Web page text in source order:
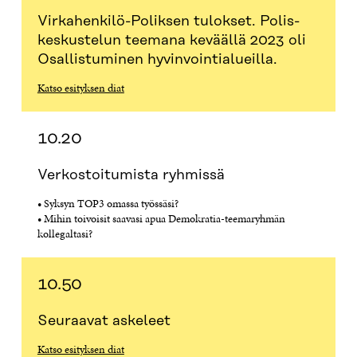
Virkahenkilö-Poliksen tulokset. Polis-
keskustelun teemana keväällä 2023 oli
Osallistuminen hyvinvointialueilla.
Katso esityksen diat
10.20
Verkostoitumista ryhmissä
• Syksyn TOP3 omassa työssäsi?
• Mihin toivoisit saavasi apua Demokratia-teemaryhmän
kollegaltasi?
10.50
Seuraavat askeleet
Katso esityksen diat